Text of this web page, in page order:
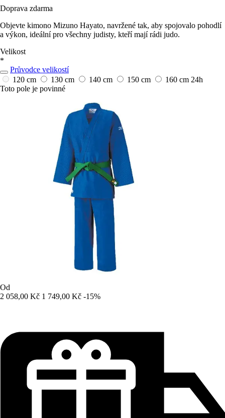
Doprava zdarma
Objevte kimono Mizuno Hayato, navržené tak, aby spojovalo pohodlí
a výkon, ideální pro všechny judisty, kteří mají rádi judo.
Velikost
*
Průvodce velikostí
120 cm
130 cm 140 cm 150 cm 160 cm 24h
Toto pole je povinné
Od
2 058,00 Kč 1 749,00 Kč -15%